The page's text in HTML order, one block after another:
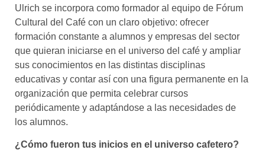
algo nuevo que
enseñarnos
BOLSA DE TRABAJO
¡te imaginas vivir de tu pasión
por el café?
CONTACTO
¡queremos saber
de ti!
Ulrich se incorpora como formador al equipo de Fórum
Cultural del Café con un claro objetivo: ofrecer
formación constante a alumnos y empresas del sector
que quieran iniciarse en el universo del café y ampliar
sus conocimientos en las distintas disciplinas
educativas y contar así con una figura permanente en la
organización que permita celebrar cursos
periódicamente y adaptándose a las necesidades de
los alumnos.
¿Cómo fueron tus inicios en el universo cafetero?